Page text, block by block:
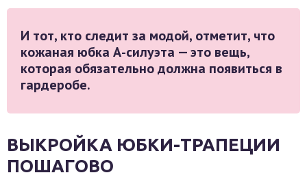
И тот, кто следит за модой, отметит, что
кожаная юбка А-силуэта — это вещь,
которая обязательно должна появиться в
гардеробе.
ВЫКРОЙКА ЮБКИ-ТРАПЕЦИИ
ПОШАГОВО